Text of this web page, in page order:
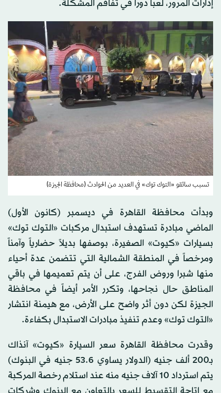
إدارات المرور، لعبا دوراً في تفاقم المشكلة.
تسبب سائقو «التوك توك» في العديد من الحوادث (محافظة الجيزة)
وبدأت محافظة القاهرة في ديسمبر (كانون الأول)
الماضي مبادرة تستهدف استبدال مركبات «التوك توك»
بسيارات «كيوت» الصغيرة، بوصفها بديلاً حضارياً وآمناً
ومرخصاً في المنطقة الشمالية التي تتضمن عدة أحياء
منها شبرا وروض الفرج، على أن يتم تعميمها في باقي
المناطق حال نجاحها، وتكرر الأمر أيضاً في محافظة
الجيزة لكن دون أثر واضح على الأرض، مع هيمنة انتشار
«التوك توك» وعدم تنفيذ مبادرات الاستبدال بكفاءة.
وقدرت محافظة القاهرة سعر السيارة «كيوت» آنذاك
بـ200 ألف جنيه (الدولار يساوي 53.6 جنيه في البنوك)
يتم استرداد 10 آلاف جنيه منه عند استلام رخصة المركبة